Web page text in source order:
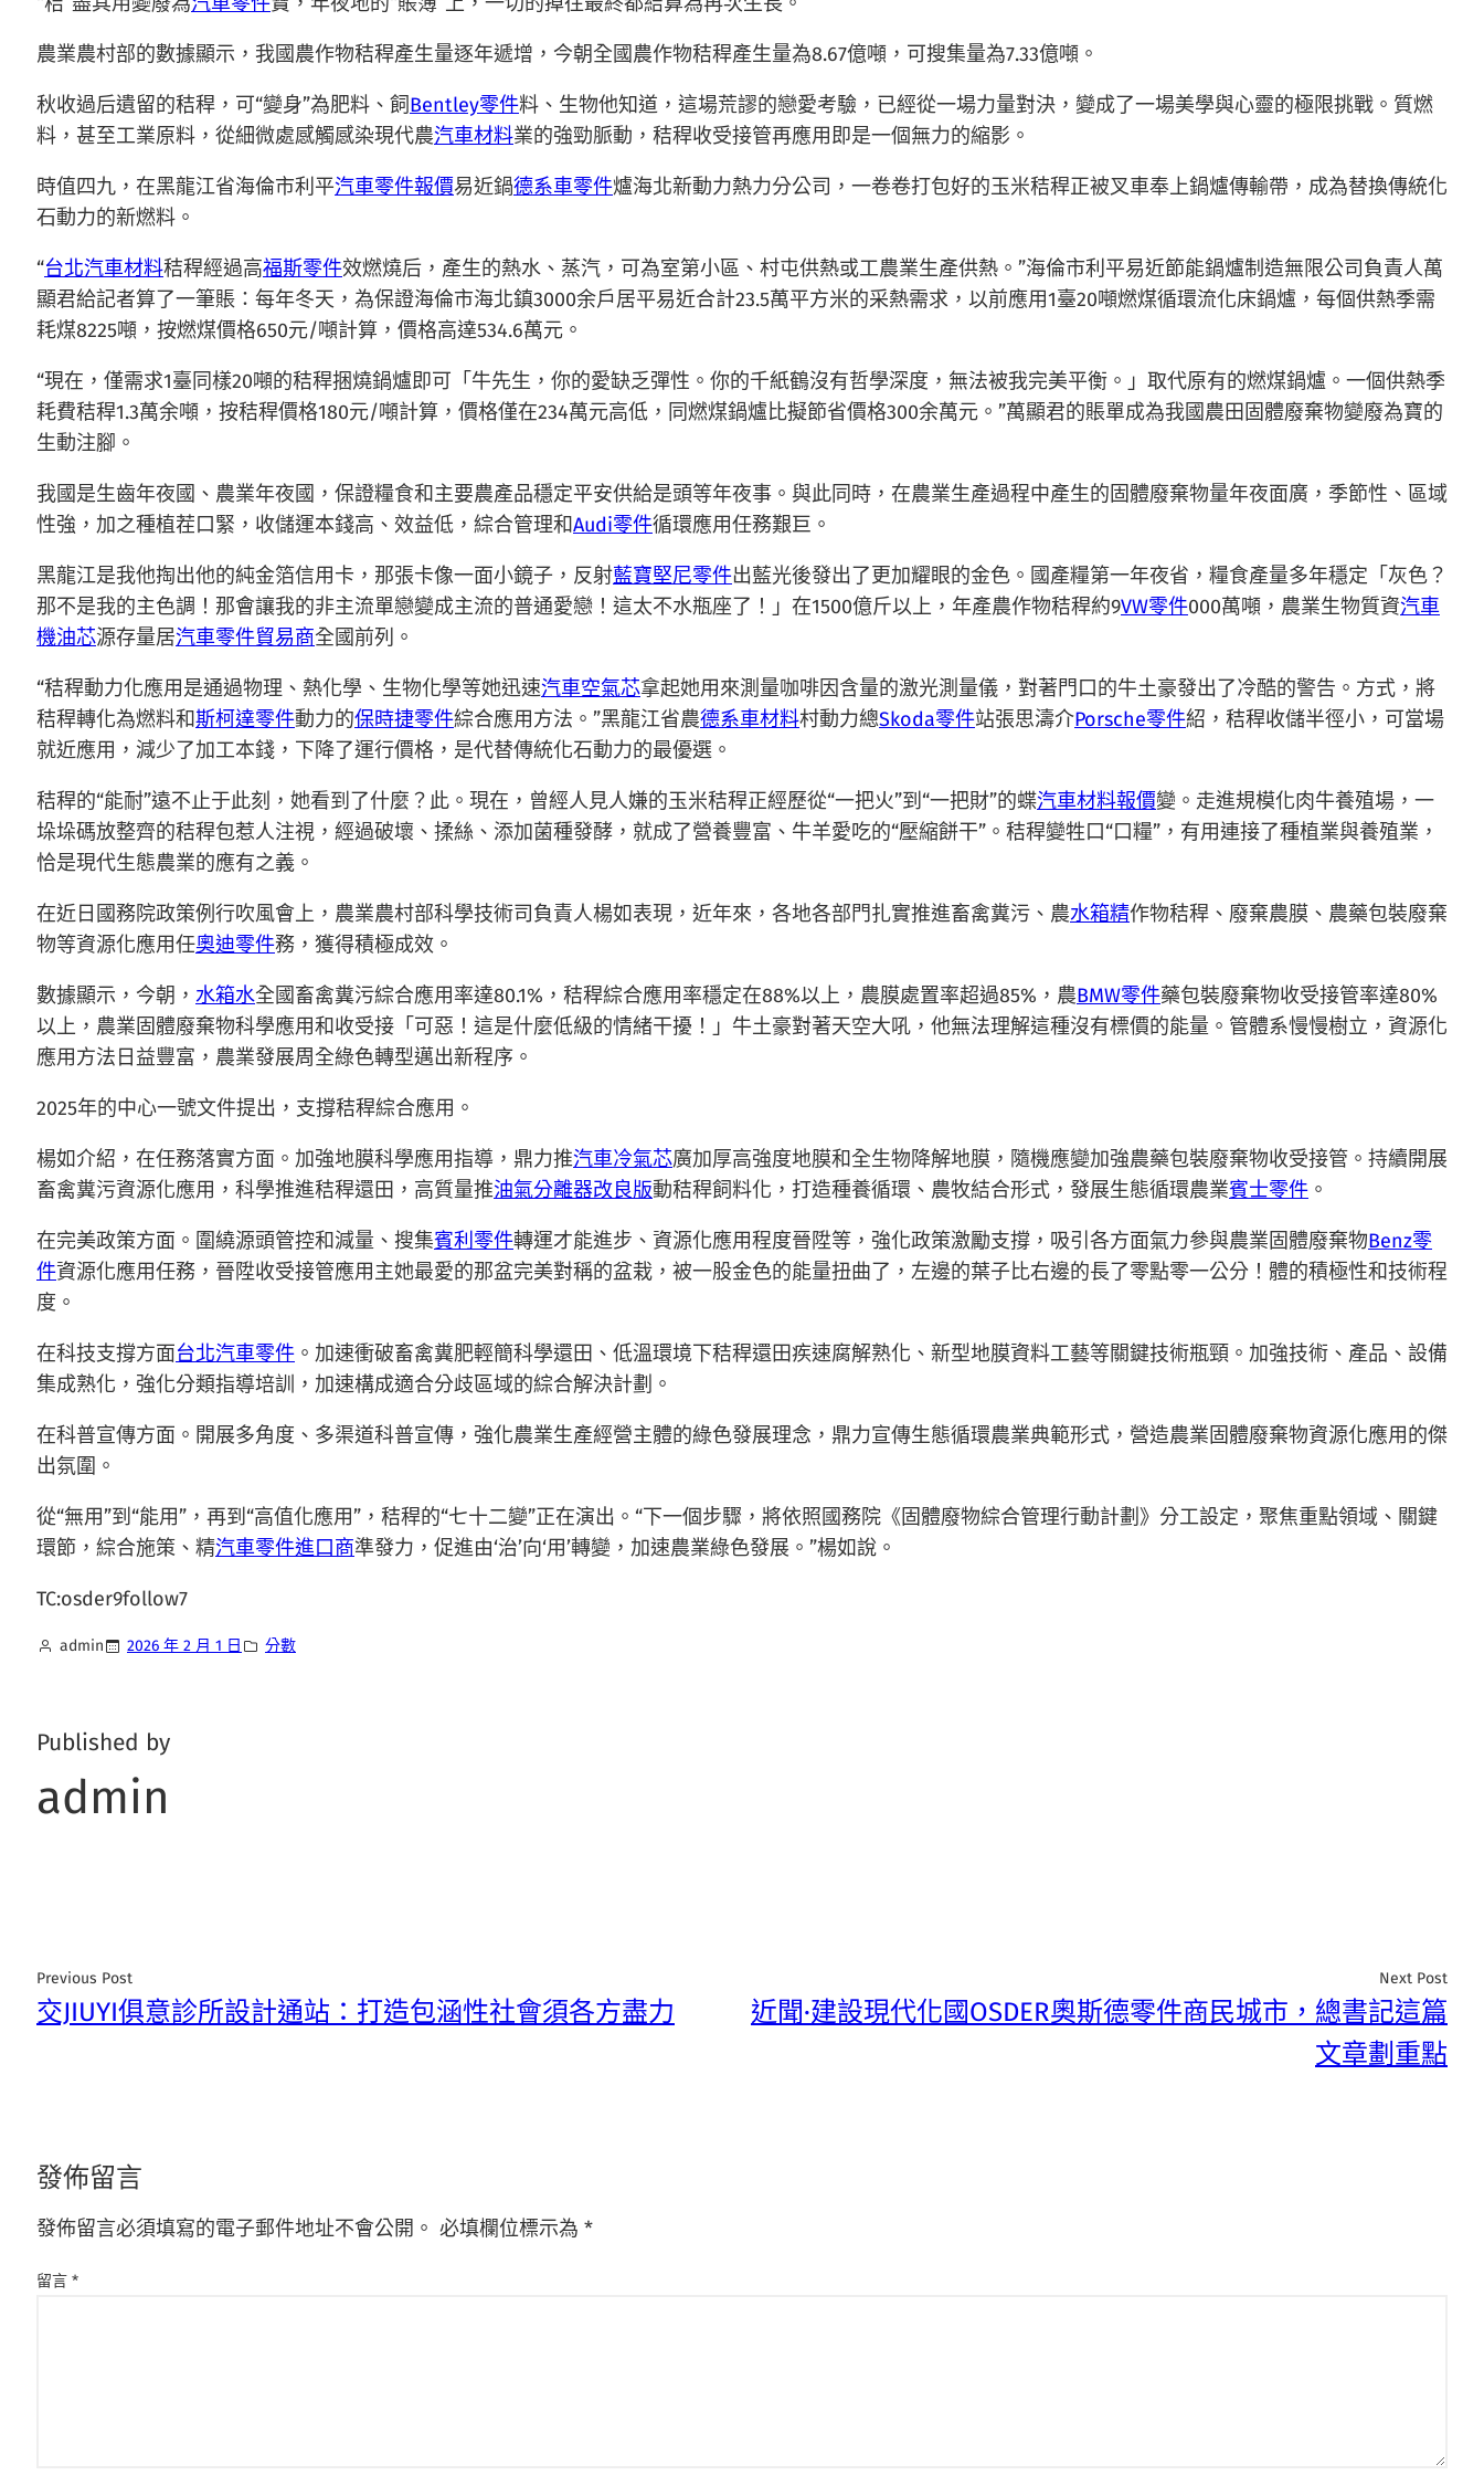
農業農村部的數據顯示，我國農作物秸稈產生量逐年遞增，今朝全國農作物秸稈產生量為8.67億噸，可搜集量為7.33億噸。
秋收過后遺留的秸稈，可“變身”為肥料、飼Bentley零件料、生物他知道，這場荒謬的戀愛考驗，已經從一場力量對決，變成了一場美學與心靈的極限挑戰。質燃
料，甚至工業原料，從細微處感觸感染現代農汽車材料業的強勁脈動，秸稈收受接管再應用即是一個無力的縮影。
時值四九，在黑龍江省海倫市利平汽車零件報價易近鍋德系車零件爐海北新動力熱力分公司，一卷卷打包好的玉米秸稈正被叉車奉上鍋爐傳輸帶，成為替換傳統化
石動力的新燃料。
“台北汽車材料秸稈經過高福斯零件效燃燒后，產生的熱水、蒸汽，可為室第小區、村屯供熱或工農業生產供熱。”海倫市利平易近節能鍋爐制造無限公司負責人萬
顯君給記者算了一筆賬：每年冬天，為保證海倫市海北鎮3000余戶居平易近合計23.5萬平方米的采熱需求，以前應用1臺20噸燃煤循環流化床鍋爐，每個供熱季需
耗煤8225噸，按燃煤價格650元/噸計算，價格高達534.6萬元。
“現在，僅需求1臺同樣20噸的秸稈捆燒鍋爐即可「牛先生，你的愛缺乏彈性。你的千紙鶴沒有哲學深度，無法被我完美平衡。」取代原有的燃煤鍋爐。一個供熱季
耗費秸稈1.3萬余噸，按秸稈價格180元/噸計算，價格僅在234萬元高低，同燃煤鍋爐比擬節省價格300余萬元。”萬顯君的賬單成為我國農田固體廢棄物變廢為寶的
生動注腳。
我國是生齒年夜國、農業年夜國，保證糧食和主要農產品穩定平安供給是頭等年夜事。與此同時，在農業生產過程中產生的固體廢棄物量年夜面廣，季節性、區域
性強，加之種植茬口緊，收儲運本錢高、效益低，綜合管理和Audi零件循環應用任務艱巨。
黑龍江是我他掏出他的純金箔信用卡，那張卡像一面小鏡子，反射藍寶堅尼零件出藍光後發出了更加耀眼的金色。國產糧第一年夜省，糧食產量多年穩定「灰色？
那不是我的主色調！那會讓我的非主流單戀變成主流的普通愛戀！這太不水瓶座了！」在1500億斤以上，年產農作物秸稈約9VW零件000萬噸，農業生物質資汽車
機油芯源存量居汽車零件貿易商全國前列。
“秸稈動力化應用是通過物理、熱化學、生物化學等她迅速汽車空氣芯拿起她用來測量咖啡因含量的激光測量儀，對著門口的牛土豪發出了冷酷的警告。方式，將
秸稈轉化為燃料和斯柯達零件動力的保時捷零件綜合應用方法。”黑龍江省農德系車材料村動力總Skoda零件站張思濤介Porsche零件紹，秸稈收儲半徑小，可當場
就近應用，減少了加工本錢，下降了運行價格，是代替傳統化石動力的最優選。
秸稈的“能耐”遠不止于此刻，她看到了什麼？此。現在，曾經人見人嫌的玉米秸稈正經歷從“一把火”到“一把財”的蝶汽車材料報價變。走進規模化肉牛養殖場，一
垛垛碼放整齊的秸稈包惹人注視，經過破壞、揉絲、添加菌種發酵，就成了營養豐富、牛羊愛吃的“壓縮餅干”。秸稈變牲口“口糧”，有用連接了種植業與養殖業，
恰是現代生態農業的應有之義。
在近日國務院政策例行吹風會上，農業農村部科學技術司負責人楊如表現，近年來，各地各部門扎實推進畜禽糞污、農水箱精作物秸稈、廢棄農膜、農藥包裝廢棄
物等資源化應用任奧迪零件務，獲得積極成效。
數據顯示，今朝， 水箱水全國畜禽糞污綜合應用率達80.1%，秸稈綜合應用率穩定在88%以上，農膜處置率超過85%，農BMW零件藥包裝廢棄物收受接管率達80%
以上，農業固體廢棄物科學應用和收受接「可惡！這是什麼低級的情緒干擾！」牛土豪對著天空大吼，他無法理解這種沒有標價的能量。管體系慢慢樹立，資源化
應用方法日益豐富，農業發展周全綠色轉型邁出新程序。
2025年的中心一號文件提出，支撐秸稈綜合應用。
楊如介紹，在任務落實方面。加強地膜科學應用指導，鼎力推汽車冷氣芯廣加厚高強度地膜和全生物降解地膜，隨機應變加強農藥包裝廢棄物收受接管。持續開展
畜禽糞污資源化應用，科學推進秸稈還田，高質量推油氣分離器改良版動秸稈飼料化，打造種養循環、農牧結合形式，發展生態循環農業賓士零件 。
在完美政策方面。圍繞源頭管控和減量、搜集賓利零件轉運才能進步、資源化應用程度晉陞等，強化政策激勵支撐，吸引各方面氣力參與農業固體廢棄物Benz零
件資源化應用任務，晉陞收受接管應用主她最愛的那盆完美對稱的盆栽，被一股金色的能量扭曲了，左邊的葉子比右邊的長了零點零一公分！體的積極性和技術程
度。
在科技支撐方面台北汽車零件 。加速衝破畜禽糞肥輕簡科學還田、低溫環境下秸稈還田疾速腐解熟化、新型地膜資料工藝等關鍵技術瓶頸。加強技術、產品、設備
集成熟化，強化分類指導培訓，加速構成適合分歧區域的綜合解決計劃。
在科普宣傳方面。開展多角度、多渠道科普宣傳，強化農業生產經營主體的綠色發展理念，鼎力宣傳生態循環農業典範形式，營造農業固體廢棄物資源化應用的傑
出氛圍。
從“無用”到“能用”，再到“高值化應用”，秸稈的“七十二變”正在演出。“下一個步驟，將依照國務院《固體廢物綜合管理行動計劃》分工設定，聚焦重點領域、關鍵
環節，綜合施策、精汽車零件進口商準發力，促進由‘治’向‘用’轉變，加速農業綠色發展。”楊如說。
TC:osder9follow7
admin 2026 年 2 月 1 日 分數
Published by
admin
Previous Post
交JIUYI俱意診所設計通站：打造包涵性社會須各方盡力
Next Post
近聞·建設現代化國OSDER奧斯德零件商民城市，總書記這篇
文章劃重點
發佈留言
發佈留言必須填寫的電子郵件地址不會公開。 必填欄位標示為 *
留言 *